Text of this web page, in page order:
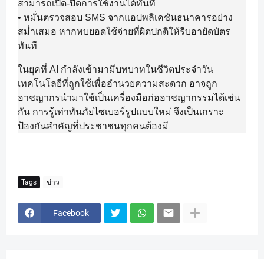
สามารถเปิด-ปิดการใช้งานได้ทันที
• หมั่นตรวจสอบ SMS จากแอปพลิเคชันธนาคารอย่าง
สม่ำเสมอ หากพบยอดใช้จ่ายที่ผิดปกติให้รีบอายัดบัตร
ทันที
ในยุคที่ AI กำลังเข้ามามีบทบาทในชีวิตประจำวัน
เทคโนโลยีที่ถูกใช้เพื่ออำนวยความสะดวก อาจถูก
อาชญากรนำมาใช้เป็นเครื่องมือก่ออาชญากรรมได้เช่น
กัน การรู้เท่าทันภัยไซเบอร์รูปแบบใหม่ จึงเป็นเกราะ
ป้องกันสำคัญที่ประชาชนทุกคนต้องมี
Tags ข่าว
Facebook